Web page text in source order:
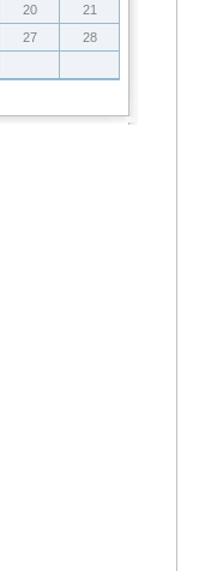
20
21
27
28